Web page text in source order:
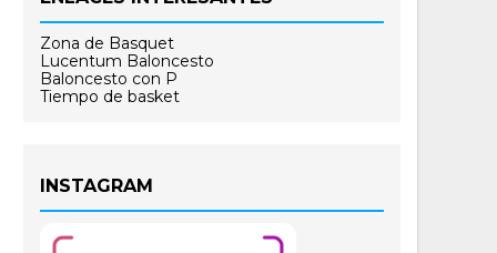
Zona de Basquet
Lucentum Baloncesto
Baloncesto con P
Tiempo de basket
INSTAGRAM